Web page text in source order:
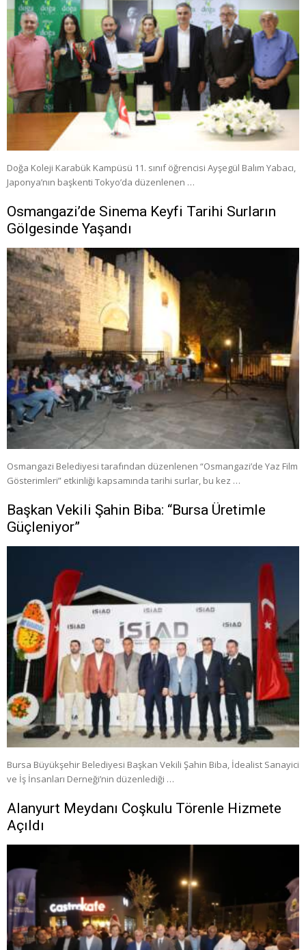
Doğa Koleji Karabük Kampüsü 11. sınıf öğrencisi Ayşegül Balım Yabacı,
Japonya’nın başkenti Tokyo’da düzenlenen …
Osmangazi’de Sinema Keyfi Tarihi Surların
Gölgesinde Yaşandı
Osmangazi Belediyesi tarafından düzenlenen “Osmangazi’de Yaz Film
Gösterimleri” etkinliği kapsamında tarihi surlar, bu kez …
Başkan Vekili Şahin Biba: “Bursa Üretimle
Güçleniyor”
Bursa Büyükşehir Belediyesi Başkan Vekili Şahin Biba, İdealist Sanayici
ve İş İnsanları Derneği’nin düzenlediği …
Alanyurt Meydanı Coşkulu Törenle Hizmete
Açıldı